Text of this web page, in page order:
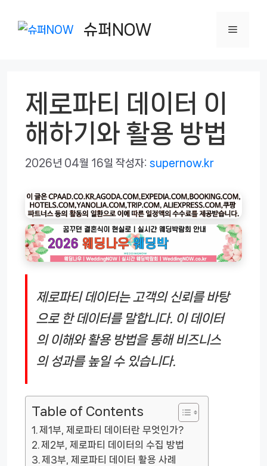
슈퍼NOW 메
제로파티 데이터 이
해하기와 활용 방법
2026년 04월 16일 작성자: supernow.kr
제로파티 데이터는 고객의 신뢰를 바탕
으로 한 데이터를 말합니다. 이 데이터
의 이해와 활용 방법을 통해 비즈니스
의 성과를 높일 수 있습니다.
Table of Contents
제1부, 제로파티 데이터란 무엇인가?
제2부, 제로파티 데이터의 수집 방법
제3부, 제로파티 데이터 활용 사례